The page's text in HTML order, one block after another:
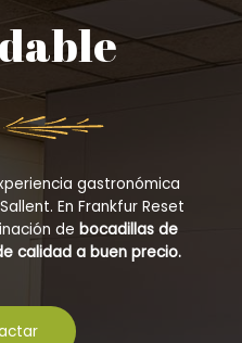
gastronómica
En Frankfur Reset
de bocadillas de
calidad a buen precio.